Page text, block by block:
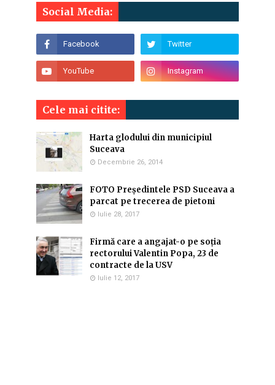
Social Media:
Cele mai citite:
Harta glodului din municipiul
Suceava
Decembrie 26, 2014
FOTO Președintele PSD Suceava a
parcat pe trecerea de pietoni
Iulie 28, 2017
Firmă care a angajat-o pe soția
rectorului Valentin Popa, 23 de
contracte de la USV
Iulie 12, 2017